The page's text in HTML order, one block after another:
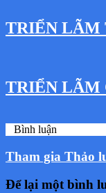
TRIỂN LÃM
TRIỂN LÃM
Bình luận
Tham gia Thảo
Để lại một bình